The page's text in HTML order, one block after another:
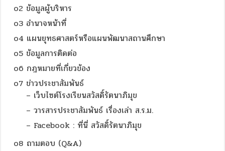
o2 ข้อมูลผู้บริหาร
o3 อำนาจหน้าที่
o4 แผนยุทธศาสตร์หรือแผนพัฒนาสถานศึกษา
o5 ข้อมูลการติดต่อ
o6 กฎหมายที่เกี่ยวข้อง
o7 ข่าวประชาสัมพันธ์
– เว็บไซต์โรงเรียนสวัสดิ์รัตนาภิมุข
– วารสารประชาสัมพันธ์ เรื่องเล่า ส.ร.ม.
– Facebook : ที่นี่ สวัสดิ์รัตนาภิมุข
o8 ถามตอบ (Q&A)